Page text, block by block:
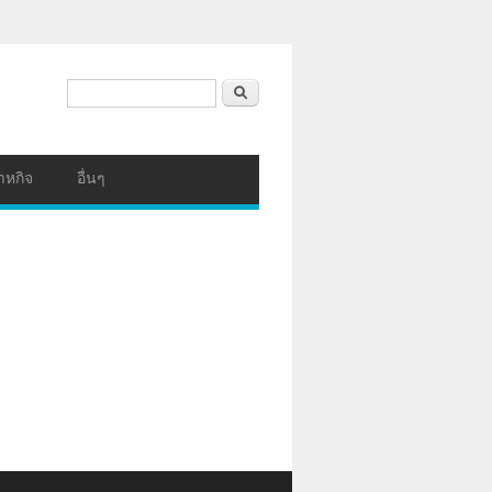
ค้นหา
หกิจ อื่นๆ